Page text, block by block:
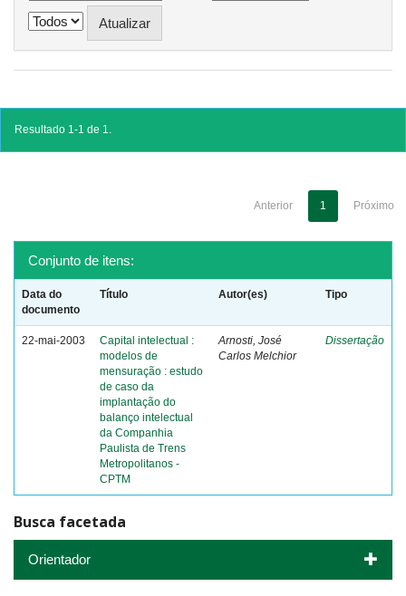
Resultado 1-1 de 1.
Anterior 1 Próximo
Conjunto de itens:
Data do
documento
Título Autor(es) Tipo
22-mai-2003
Capital intelectual :
modelos de
mensuração : estudo
de caso da
implantação do
balanço intelectual
da Companhia
Paulista de Trens
Metropolitanos -
CPTM
Arnosti, José
Carlos Melchior
Dissertação
Busca facetada
Orientador